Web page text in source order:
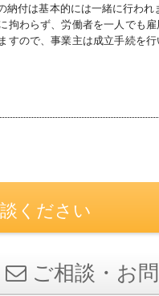
納付は基本的には一緒に行われ
拘わらず、労働者を一人でも
すので、事業主は成立手続を
ください
ご相談・お